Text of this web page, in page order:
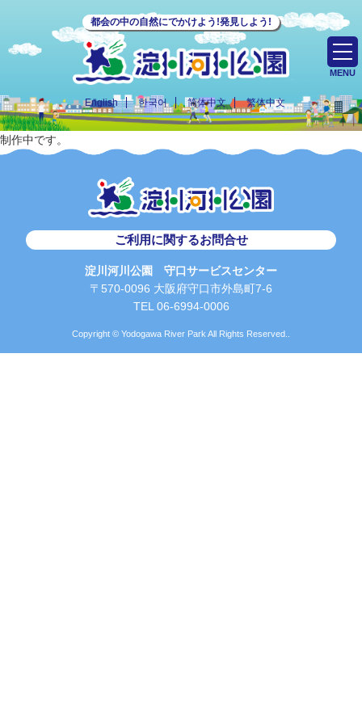
都会の中の自然にでかけよう!発見しよう!
English 한국어 简体中文 繁体中文
MENU
制作中です。
ご利用に関するお問合せ
淀川河川公園 守口サービスセンター
〒570-0096 大阪府守口市外島町7-6
TEL 06-6994-0006
Copyright © Yodogawa River Park All Rights Reserved..